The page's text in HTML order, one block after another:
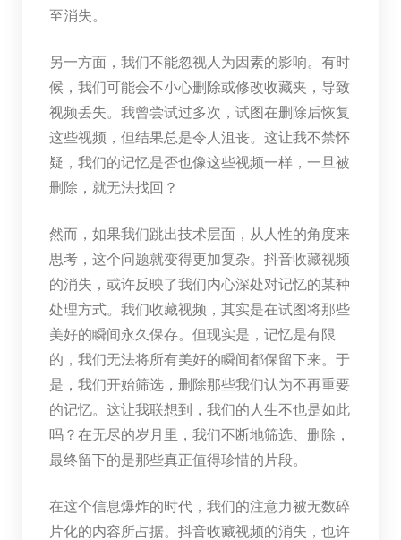
至消失。
另一方面，我们不能忽视人为因素的影响。有时
候，我们可能会不小心删除或修改收藏夹，导致
视频丢失。我曾尝试过多次，试图在删除后恢复
这些视频，但结果总是令人沮丧。这让我不禁怀
疑，我们的记忆是否也像这些视频一样，一旦被
删除，就无法找回？
然而，如果我们跳出技术层面，从人性的角度来
思考，这个问题就变得更加复杂。抖音收藏视频
的消失，或许反映了我们内心深处对记忆的某种
处理方式。我们收藏视频，其实是在试图将那些
美好的瞬间永久保存。但现实是，记忆是有限
的，我们无法将所有美好的瞬间都保留下来。于
是，我们开始筛选，删除那些我们认为不再重要
的记忆。这让我联想到，我们的人生不也是如此
吗？在无尽的岁月里，我们不断地筛选、删除，
最终留下的是那些真正值得珍惜的片段。
在这个信息爆炸的时代，我们的注意力被无数碎
片化的内容所占据。抖音收藏视频的消失，也许